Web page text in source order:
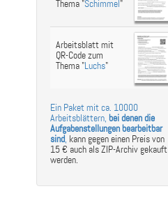
Thema "Schimmel"
Arbeitsblatt mit
QR-Code zum
Thema "Luchs"
Ein Paket mit ca. 10000
Arbeitsblättern, bei denen die
Aufgabenstellungen bearbeitbar
sind, kann gegen einen Preis von
15 € auch als ZIP-Archiv gekauft
werden.